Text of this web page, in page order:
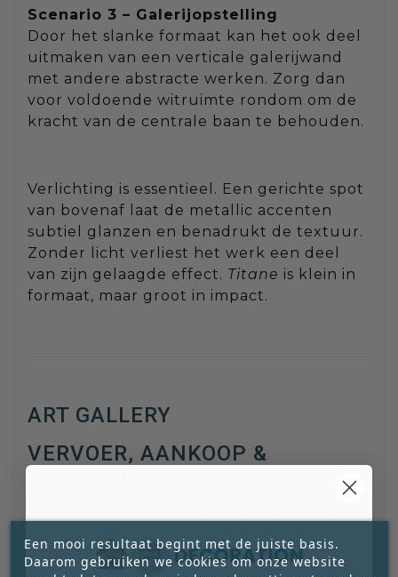
Scenario 3 – Galerijopstelling
Door het slanke formaat kan het ook deel
uitmaken van een verticale galerijwand
met andere abstracte werken. Zorg dan
voor voldoende witruimte rondom om de
kracht van de centrale baan te behouden.
Verlichting is essentieel. Een gerichte spot
van bovenaf laat de metallic accenten
subtiel glanzen en benadrukt de textuur.
Zonder licht verliest het werk een deel
van zijn gelaagde effect. Titane is klein in
formaat, maar groot in impact.
ART GALLERY
VERVOER, AANKOOP &
BEZICHTIGING VAN KUNST
en bezichtiging altijd persoonlijk af,
Een mooi resultaat begint met de juiste basis.
Daarom gebruiken we cookies om onze website